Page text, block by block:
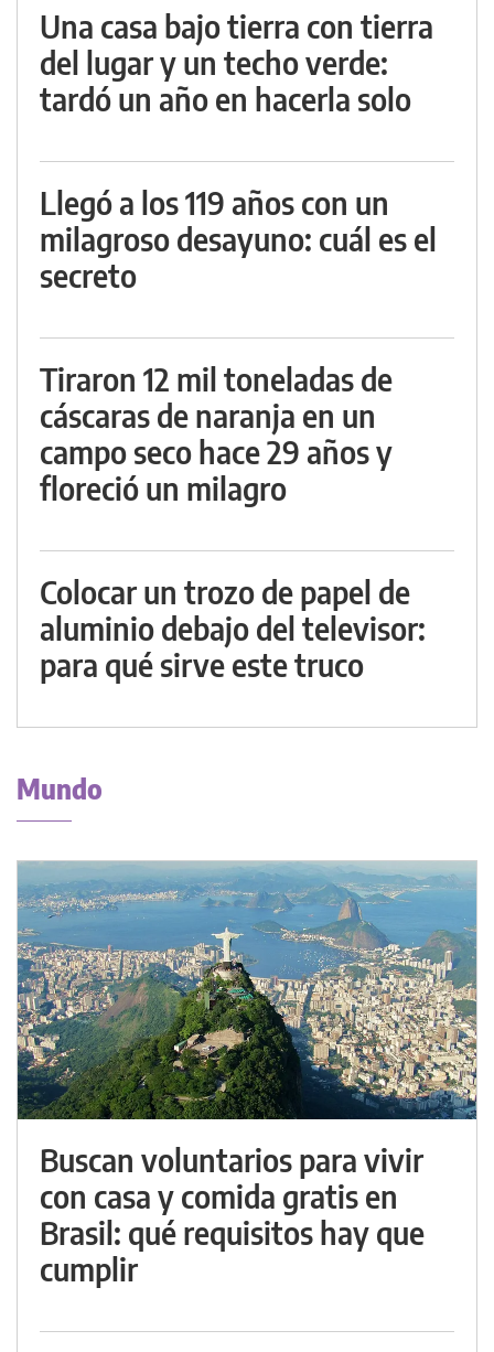
Una casa bajo tierra con tierra
del lugar y un techo verde:
tardó un año en hacerla solo
Llegó a los 119 años con un
milagroso desayuno: cuál es el
secreto
Tiraron 12 mil toneladas de
cáscaras de naranja en un
campo seco hace 29 años y
floreció un milagro
Colocar un trozo de papel de
aluminio debajo del televisor:
para qué sirve este truco
Mundo
Buscan voluntarios para vivir
con casa y comida gratis en
Brasil: qué requisitos hay que
cumplir